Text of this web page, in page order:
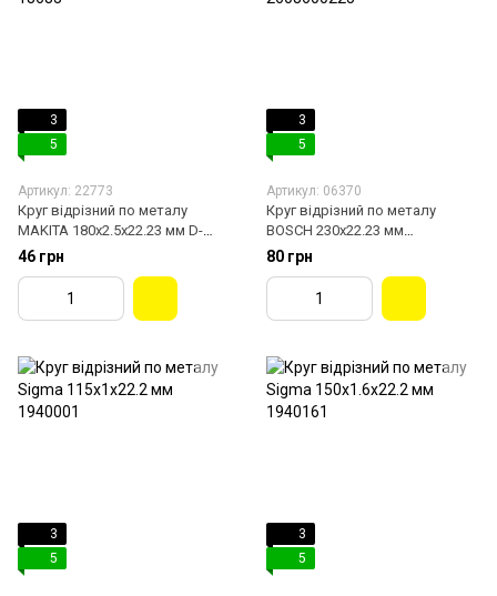
3
5
Артикул: 22773
Круг відрізний по металу
MAKITA 180х2.5х22.23 мм D-
18683
46 грн
3
5
Артикул: 06370
Круг відрізний по металу
BOSCH 230х22.23 мм
2608600225
80 грн
3
5
3
5